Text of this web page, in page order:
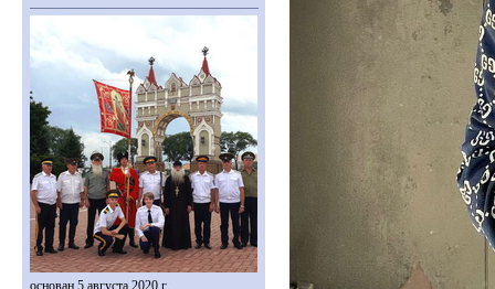
основан 5 августа 2020 г.